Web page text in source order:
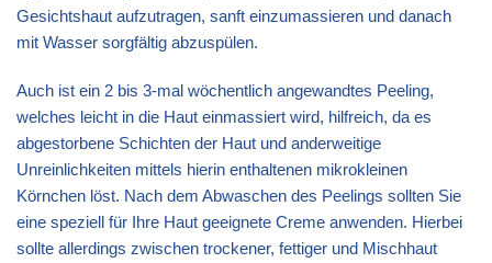
Gesichtshaut aufzutragen, sanft einzumassieren und danach
mit Wasser sorgfältig abzuspülen.
Auch ist ein 2 bis 3-mal wöchentlich angewandtes Peeling,
welches leicht in die Haut einmassiert wird, hilfreich, da es
abgestorbene Schichten der Haut und anderweitige
Unreinlichkeiten mittels hierin enthaltenen mikrokleinen
Körnchen löst. Nach dem Abwaschen des Peelings sollten Sie
eine speziell für Ihre Haut geeignete Creme anwenden. Hierbei
sollte allerdings zwischen trockener, fettiger und Mischhaut